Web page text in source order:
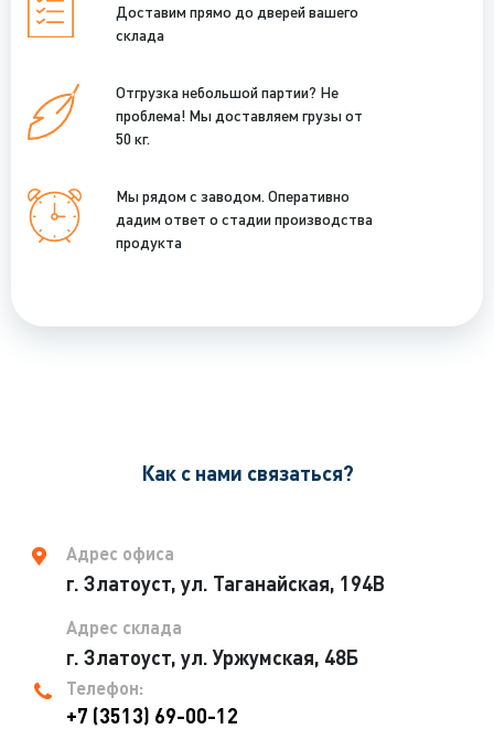
Доставим прямо до дверей вашего
склада
Отгрузка небольшой партии? Не
проблема! Мы доставляем грузы от
50 кг.
Мы рядом с заводом. Оперативно
дадим ответ о стадии производства
продукта
Как с нами связаться?
Адрес офиса
г. Златоуст, ул. Таганайская, 194В
Адрес склада
г. Златоуст, ул. Уржумская, 48Б
Телефон:
+7 (3513) 69-00-12